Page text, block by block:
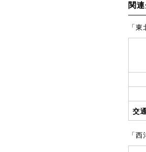
関
「
交
「